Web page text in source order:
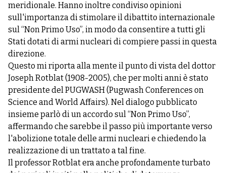
meridionale. Hanno inoltre condiviso opinioni
sull'importanza di stimolare il dibattito internazionale
sul “Non Primo Uso”, in modo da consentire a tutti gli
Stati dotati di armi nucleari di compiere passi in questa
direzione.
Questo mi riporta alla mente il punto di vista del dottor
Joseph Rotblat (1908-2005), che per molti anni è stato
presidente del PUGWASH (Pugwash Conferences on
Science and World Affairs). Nel dialogo pubblicato
insieme parlò di un accordo sul “Non Primo Uso”,
affermando che sarebbe il passo più importante verso
l'abolizione totale delle armi nucleari e chiedendo la
realizzazione di un trattato a tal fine.
Il professor Rotblat era anche profondamente turbato